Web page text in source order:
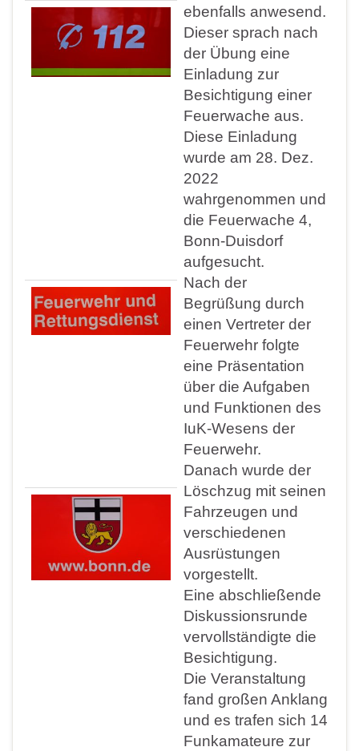
ebenfalls anwesend.
Dieser sprach nach
der Übung eine
Einladung zur
Besichtigung einer
Feuerwache aus.
Diese Einladung
wurde am 28. Dez.
2022
wahrgenommen und
die Feuerwache 4,
Bonn-Duisdorf
aufgesucht.
Nach der
Begrüßung durch
einen Vertreter der
Feuerwehr folgte
eine Präsentation
über die Aufgaben
und Funktionen des
IuK-Wesens der
Feuerwehr.
Danach wurde der
Löschzug mit seinen
Fahrzeugen und
verschiedenen
Ausrüstungen
vorgestellt.
Eine abschließende
Diskussionsrunde
vervollständigte die
Besichtigung.
Die Veranstaltung
fand großen Anklang
und es trafen sich 14
Funkamateure zur